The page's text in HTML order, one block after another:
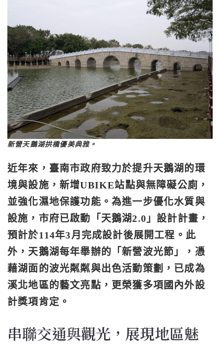
新營天鵝湖拱橋優美典雅。
近年來，臺南市政府致力於提升天鵝湖的環
境與設施，新增UBIKE站點與無障礙公廁，
並強化濕地保護功能。為進一步優化水質與
設施，市府已啟動「天鵝湖2.0」設計計畫，
預計於114年3月完成設計後展開工程。此
外，天鵝湖每年舉辦的「新營波光節」，憑
藉湖面的波光粼粼與出色活動策劃，已成為
溪北地區的藝文亮點，更榮獲多項國內外設
計獎項肯定。
串聯交通與觀光，展現地區魅